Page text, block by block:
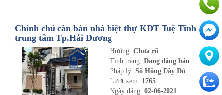
Chính chủ cần bán nhà biệt thự KĐT Tuệ Tĩnh -
trung tâm Tp.Hải Dương
Hướng: Chưa rõ
Tình trạng: Đang đăng bán
Pháp lý: Sổ Hồng Đầy Đủ
Lượt xem: 1765
Ngày đăng: 02-06-2021